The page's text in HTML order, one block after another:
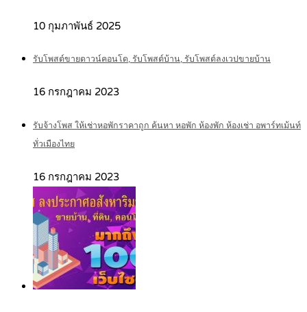
10 กุมภาพันธ์ 2025
รับโพสต์ขายดาวน์คอนโด, รับโพสต์บ้าน, รับโพสต์ลงเวปขายบ้าน
16 กรกฎาคม 2023
รับจ้างโพส ให้เช่าหอพักราคาถูก ค้นหา หอพัก ห้องพัก ห้องเช่า อพาร์ทเม้นท์
ทั่วเมืองไทย
16 กรกฎาคม 2023